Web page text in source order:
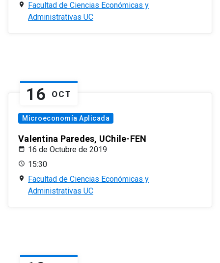
Facultad de Ciencias Económicas y
Administrativas UC
16 OCT
Microeconomía Aplicada
Valentina Paredes, UChile-FEN
16 de Octubre de 2019
15:30
Facultad de Ciencias Económicas y
Administrativas UC